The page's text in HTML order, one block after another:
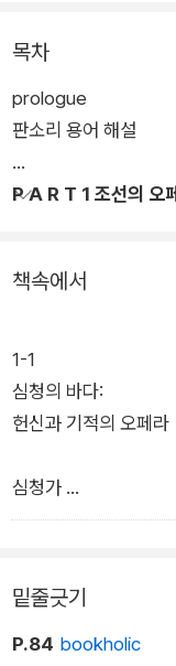
편을 판소리의 호흡
라처럼 마음을 울리고
전통은 낯설지 않다.
여전히 지금의 우리를
리의 예술을 통해, 독
이 여행서이다.
목차
prologue
판소리 용어 해설
P A R T 1 조선의 오
책속에서
1-1
심청의 바다:
헌신과 기적의 오페라
심청가
도 위에서 배 한 척이
다섯 살 소녀가 아슬
애써 부여잡고 바다를
밑줄긋기
P.84 bookholic